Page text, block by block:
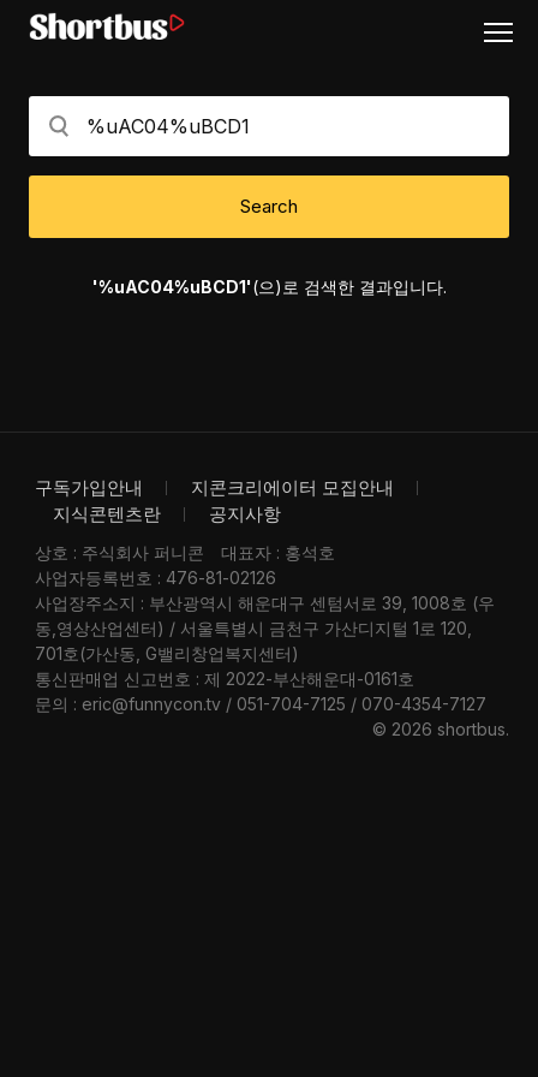
Search
'%uAC04%uBCD1'(으)로 검색한 결과입니다.
구독가입안내
지콘크리에이터 모집안내
지식콘텐츠란
공지사항
상호 : 주식회사 퍼니콘
대표자 : 홍석호
사업자등록번호 : 476-81-02126
사업장주소지 : 부산광역시 해운대구 센텀서로 39, 1008호 (우
동,영상산업센터) / 서울특별시 금천구 가산디지털 1로 120,
701호(가산동, G밸리창업복지센터)
통신판매업 신고번호 : 제 2022-부산해운대-0161호
문의 : eric@funnycon.tv / 051-704-7125 / 070-4354-7127
© 2026 shortbus.